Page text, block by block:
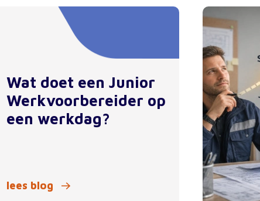
Wat doet een Junior
Werkvoorbereider op
een werkdag?
lees blog